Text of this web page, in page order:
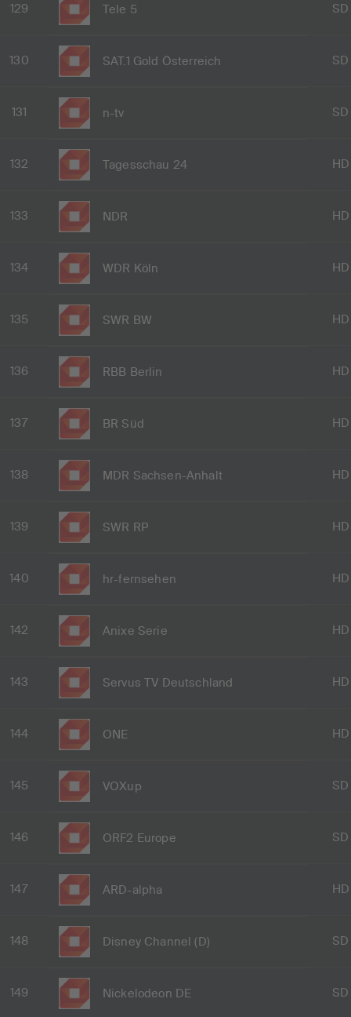
129 Tele 5 SD
130 SAT.1 Gold Österreich SD
131 n-tv SD
132 Tagesschau 24 HD
133 NDR HD
134 WDR Köln HD
135 SWR BW HD
136 RBB Berlin HD
137 BR Süd HD
138 MDR Sachsen-Anhalt HD
139 SWR RP HD
140 hr-fernsehen HD
142 Anixe Serie HD
143 Servus TV Deutschland HD
144 ONE HD
145 VOXup SD
146 ORF2 Europe SD
147 ARD-alpha HD
148 Disney Channel (D) SD
149 Nickelodeon DE SD